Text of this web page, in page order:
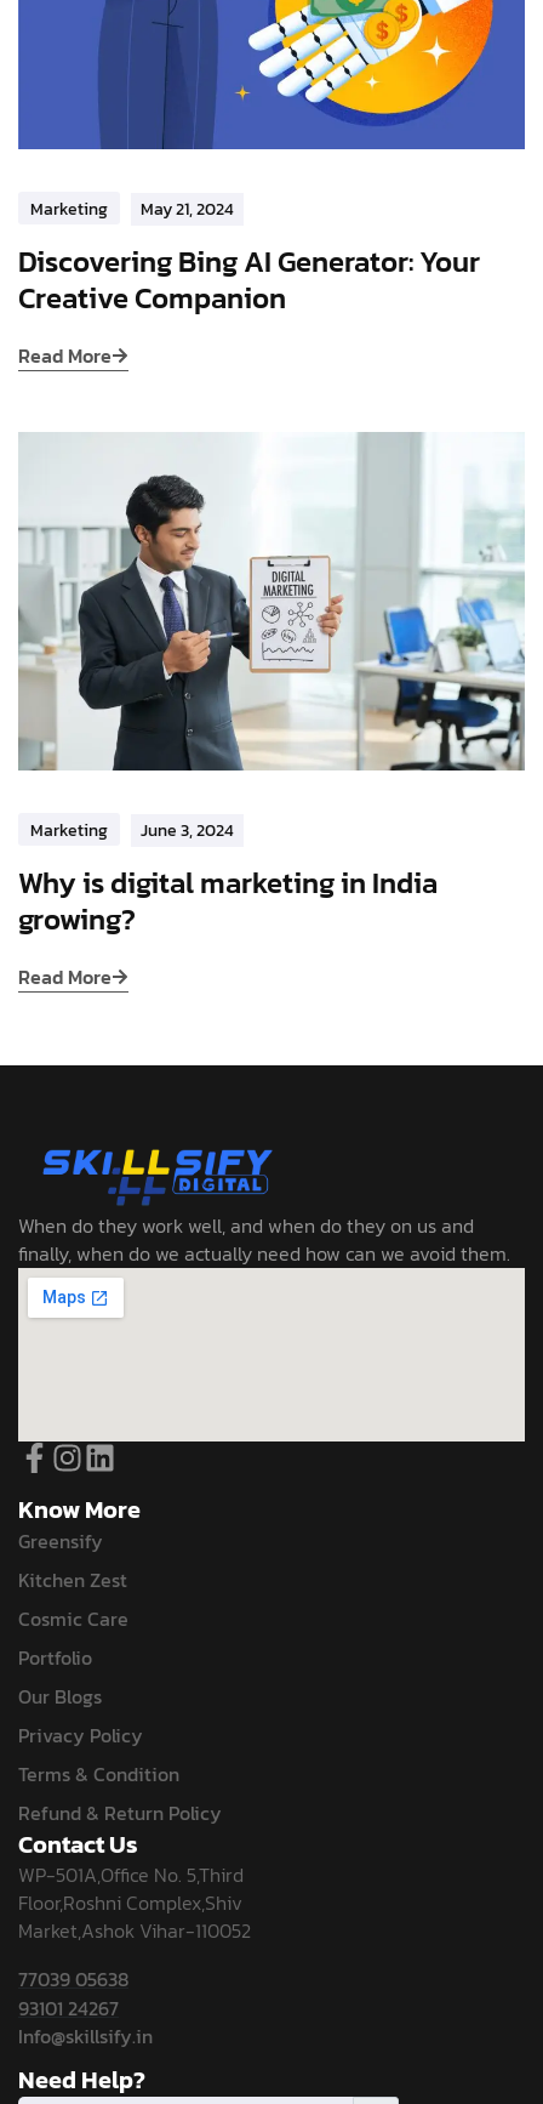
Marketing May 21, 2024
Discovering Bing AI Generator: Your
Creative Companion
Read More
Marketing June 3, 2024
Why is digital marketing in India
growing?
Read More
When do they work well, and when do they on us and
finally, when do we actually need how can we avoid them.
Know More
Greensify
Kitchen Zest
Cosmic Care
Portfolio
Our Blogs
Privacy Policy
Terms & Condition
Refund & Return Policy
Contact Us
WP-501A,Office No. 5,Third
Floor,Roshni Complex,Shiv
Market,Ashok Vihar-110052
77039 05638
93101 24267
Info@skillsify.in
Need Help?